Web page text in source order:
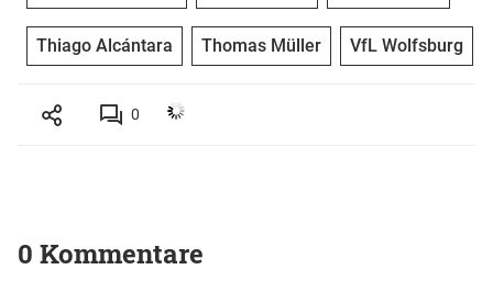
Thiago Alcántara Thomas Müller VfL Wolfsburg
0
0 Kommentare